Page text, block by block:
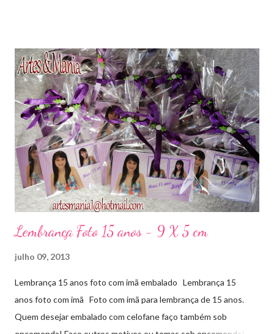
Lembrança Foto 15 anos - 9 X 5 cm
julho 09, 2013
Lembrança 15 anos foto com imã embalado Lembrança 15
anos foto com imã Foto com imã para lembrança de 15 anos.
Quem desejar embalado com celofane faço também sob